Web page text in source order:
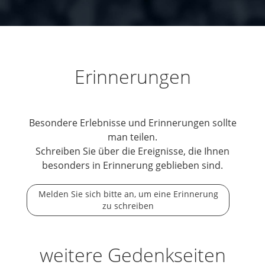
Erinnerungen
Besondere Erlebnisse und Erinnerungen sollte
man teilen.
Schreiben Sie über die Ereignisse, die Ihnen
besonders in Erinnerung geblieben sind.
Melden Sie sich bitte an, um eine Erinnerung
zu schreiben
weitere Gedenkseiten